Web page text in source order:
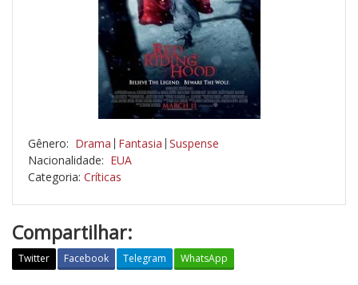
Gênero: Drama Fantasia Suspense
Nacionalidade: EUA
Categoria: Críticas
Compartilhar:
Twitter Facebook Telegram WhatsApp